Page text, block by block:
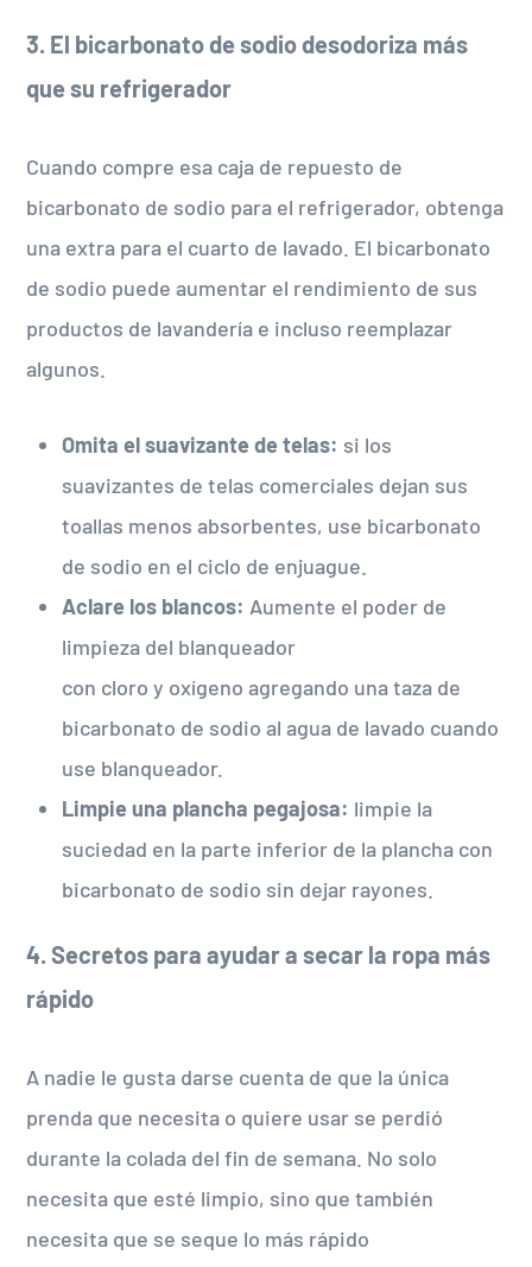
3. El bicarbonato de sodio desodoriza más
que su refrigerador
Cuando compre esa caja de repuesto de
bicarbonato de sodio para el refrigerador, obtenga
una extra para el cuarto de lavado. El bicarbonato
de sodio puede aumentar el rendimiento de sus
productos de lavandería e incluso reemplazar
algunos.
Omita el suavizante de telas: si los
suavizantes de telas comerciales dejan sus
toallas menos absorbentes, use bicarbonato
de sodio en el ciclo de enjuague.
Aclare los blancos: Aumente el poder de
limpieza del blanqueador
con cloro y oxígeno agregando una taza de
bicarbonato de sodio al agua de lavado cuando
use blanqueador.
Limpie una plancha pegajosa: limpie la
suciedad en la parte inferior de la plancha con
bicarbonato de sodio sin dejar rayones.
4. Secretos para ayudar a secar la ropa más
rápido
A nadie le gusta darse cuenta de que la única
prenda que necesita o quiere usar se perdió
durante la colada del fin de semana. No solo
necesita que esté limpio, sino que también
necesita que se seque lo más rápido